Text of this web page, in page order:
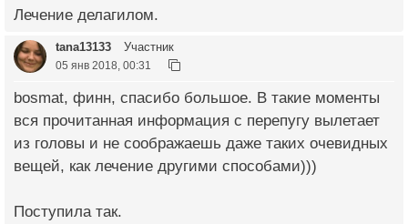
Лечение делагилом.
tana13133 Участник
05 янв 2018, 00:31
bosmat, финн, спасибо большое. В такие моменты
вся прочитанная информация с перепугу вылетает
из головы и не соображаешь даже таких очевидных
вещей, как лечение другими способами)))
Поступила так.